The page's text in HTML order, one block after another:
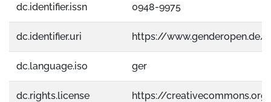
dc.identifier.issn 0948-9975
dc.identifier.uri https://www.genderopen.de/
dc.language.iso ger
dc.rights.license https://